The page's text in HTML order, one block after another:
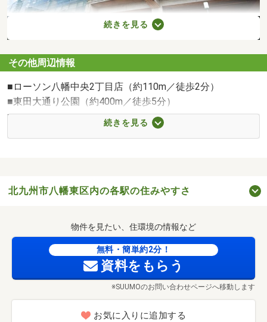
JRスペースワールド駅（約1035m／徒歩13分）
西鉄［中央2丁目］バス停（約70m／徒歩1分）
続きを見る
その他周辺情報
■ローソン八幡中央2丁目店（約110m／徒歩2分）
■東田大通り公園（約400m／徒歩5分）
■セブンイレブン八幡中央町店（約240m／徒歩3分）
■中央2丁目公園（約210m／徒歩3分）
■北九州市立中央中学校（約620m／徒歩8分）
■中央しおり保育園（約330m／徒歩5分）
■製鉄記念八幡病院（約450m／徒歩6分）
■華頂幼稚園（約900m／徒歩12分）
■福岡銀行八幡支店（約90m／徒歩2分）
■八幡東区役所（約260m／徒歩4分）
続きを見る
北九州市八幡東区内の各駅の住みやすさ
物件を見たい、住環境の情報など
無料・簡単約2分！
資料をもらう
※SUUMOのお問い合わせページへ移動します
お気に入りに追加する